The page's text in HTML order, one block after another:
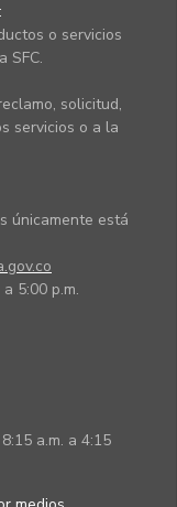
:
o servicios
SFC.
solicitud,
servicios o a la
únicamente está
5:00 p.m.
a.m. a 4:15